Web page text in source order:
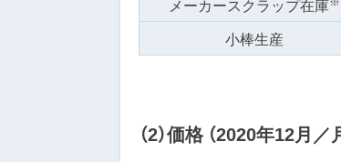
メーカースクラップ在庫
小棒生産
（2）価格 （2020年12月